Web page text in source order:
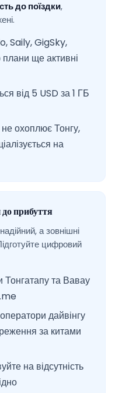
до поїздки,
Saily, GigSky,
ще активні
від 5 USD за 1 ГБ
охоплює Тонгу,
на
прибуття
а зовнішні
цифровий
та Вавау
дайвінгу
за китами
на відсутність